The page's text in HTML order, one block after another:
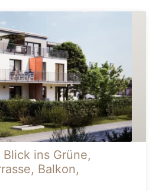
ins Grüne,
Balkon,